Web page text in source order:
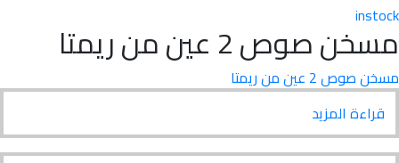
2 عين من ريمتا
من ريمتا
المزيد